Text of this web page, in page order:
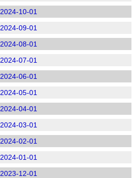
2024-10-01
2024-09-01
2024-08-01
2024-07-01
2024-06-01
2024-05-01
2024-04-01
2024-03-01
2024-02-01
2024-01-01
2023-12-01